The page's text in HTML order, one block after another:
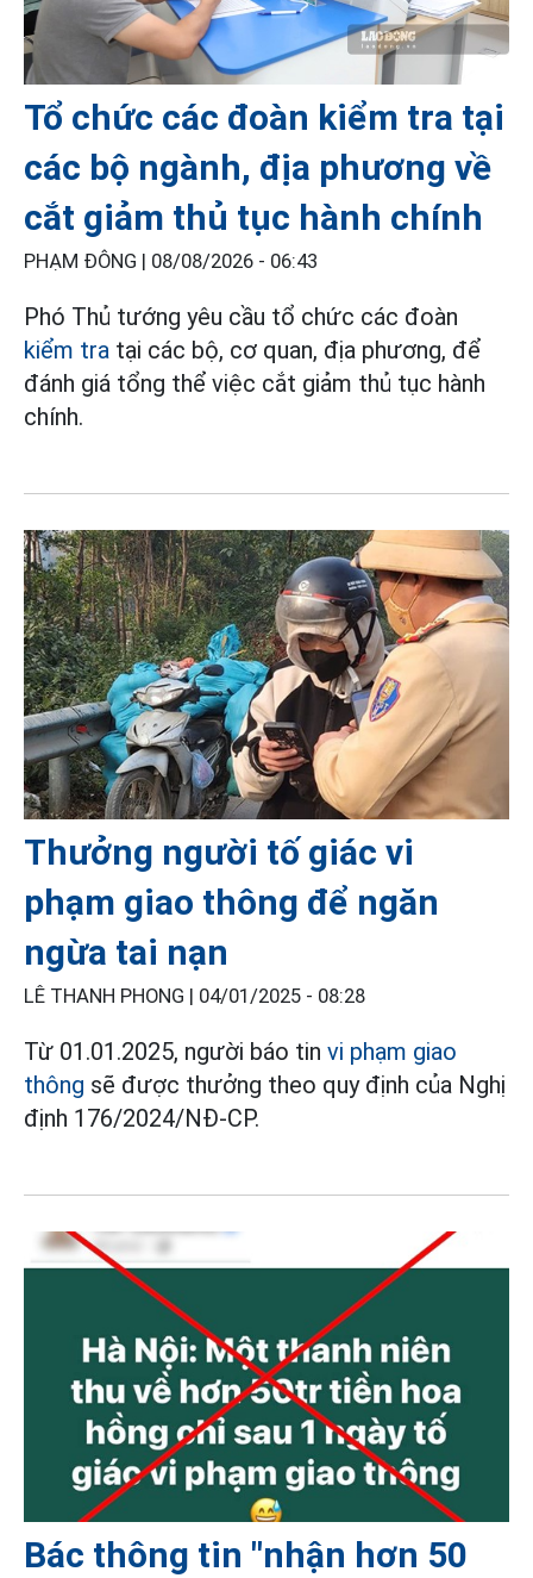
Tổ chức các đoàn kiểm tra tại
các bộ ngành, địa phương về
cắt giảm thủ tục hành chính
PHẠM ĐÔNG | 08/08/2026 - 06:43
Phó Thủ tướng yêu cầu tổ chức các đoàn
kiểm tra tại các bộ, cơ quan, địa phương, để
đánh giá tổng thể việc cắt giảm thủ tục hành
chính.
Thưởng người tố giác vi
phạm giao thông để ngăn
ngừa tai nạn
LÊ THANH PHONG | 04/01/2025 - 08:28
Từ 01.01.2025, người báo tin vi phạm giao
thông sẽ được thưởng theo quy định của Nghị
định 176/2024/NĐ-CP.
Bác thông tin "nhận hơn 50